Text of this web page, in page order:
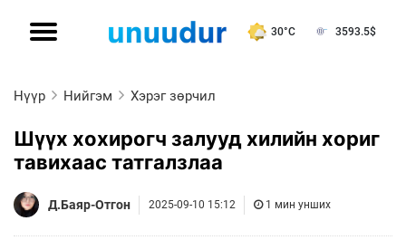
30°C 3593.5$
Нүүр Нийгэм Хэрэг зөрчил
Шүүх хохирогч залууд хилийн хориг
тавихаас татгалзлаа
Д.Баяр-Отгон 2025-09-10 15:12 1 мин унших